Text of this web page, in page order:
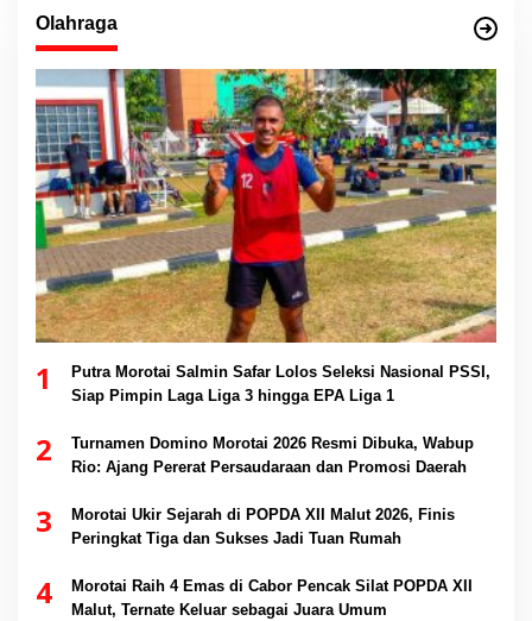
Olahraga
1
Putra Morotai Salmin Safar Lolos Seleksi Nasional PSSI,
Siap Pimpin Laga Liga 3 hingga EPA Liga 1
2
Turnamen Domino Morotai 2026 Resmi Dibuka, Wabup
Rio: Ajang Pererat Persaudaraan dan Promosi Daerah
3
Morotai Ukir Sejarah di POPDA XII Malut 2026, Finis
Peringkat Tiga dan Sukses Jadi Tuan Rumah
4
Morotai Raih 4 Emas di Cabor Pencak Silat POPDA XII
Malut, Ternate Keluar sebagai Juara Umum